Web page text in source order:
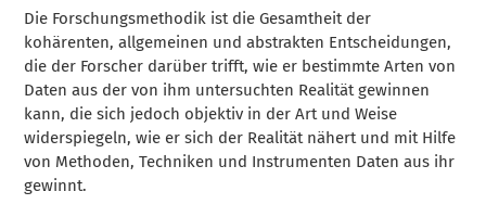
Die Forschungsmethodik ist die Gesamtheit der
kohärenten, allgemeinen und abstrakten Entscheidungen,
die der Forscher darüber trifft, wie er bestimmte Arten von
Daten aus der von ihm untersuchten Realität gewinnen
kann, die sich jedoch objektiv in der Art und Weise
widerspiegeln, wie er sich der Realität nähert und mit Hilfe
von Methoden, Techniken und Instrumenten Daten aus ihr
gewinnt.